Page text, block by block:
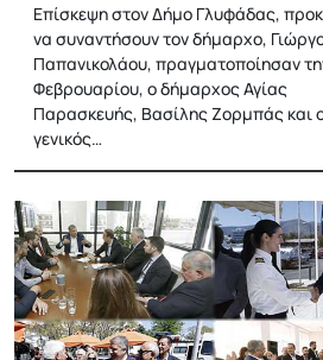
Επίσκεψη στον Δήμο Γλυφάδας,
να συναντήσουν τον δήμαρχο,
Παπανικολάου, πραγματοποίησαν
Φεβρουαρίου, ο δήμαρχος Αγίας
Παρασκευής, Βασίλης Ζορμπάς και
γενικός…